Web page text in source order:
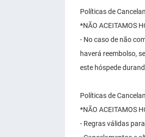
Políticas de
*NÃO ACEITAMOS
- No caso de não
haverá reembolso,
este hóspede
Políticas de
*NÃO ACEITAMOS
- Regras válidas